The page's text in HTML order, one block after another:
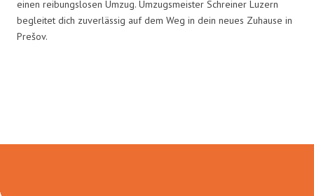
einen reibungslosen Umzug. Umzugsmeister Schreiner Luzern
begleitet dich zuverlässig auf dem Weg in dein neues Zuhause in
Prešov.